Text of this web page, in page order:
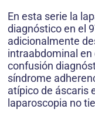
En esta serie la
diagnóstico en el
adicionalmente
intraabdominal en
confusión
síndrome
atípico de áscaris
laparoscopia no